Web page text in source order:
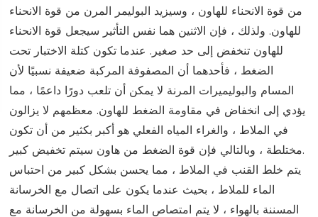
من قوة الانحناء للهاون ، وسيزيد البوليمر المرن من قوة الانحناء
للهاون. ولذلك ، فإن الاثنين هما نفس التأثير سيجعل قوة الانحناء
للهاون تنخفض إلى حد صغير. عندما تكون كتلة الاختبار تحت
الضغط ، فأحدهما أن المصفوفة المركبة ضعيفة نسبيًا لأن
المسام والبوليميرات المرنة لا يمكن أن تلعب دورًا داعمًا ، مما
يؤدي إلى انخفاض في مقاومة الضغط للهاون. معظمهم لا يزالون
في الملاط ، والغراء المياه الفعلي هو أكبر بكثير من أن تكون
مختلطة ، وبالتالي فإن قوة الضغط من هاون سيتم تخفيض كبير.
يتم خلط القنب في الملاط ، مما يحسن بشكل كبير من احتباس
الماء للملاط ، بحيث عندما يكون على اتصال مع الخرسانة
المسننة بالهواء ، لا يتم امتصاص الماء بسهولة من الخرسانة مع